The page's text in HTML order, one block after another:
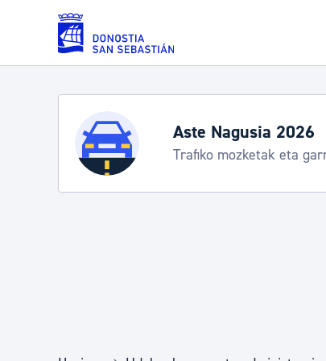
Eduki nagusira joan
Zerbitzuak
Errolda eta gai pertsonalak
Aste Nagusia 2026
Trafiko mozketak eta